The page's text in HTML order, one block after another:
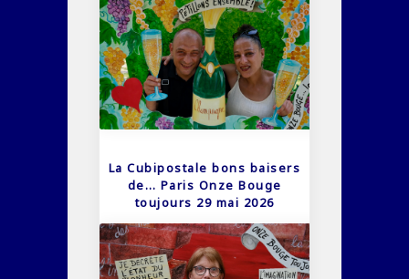
La Cubipostale bons baisers
de… Paris Onze Bouge
toujours 29 mai 2026